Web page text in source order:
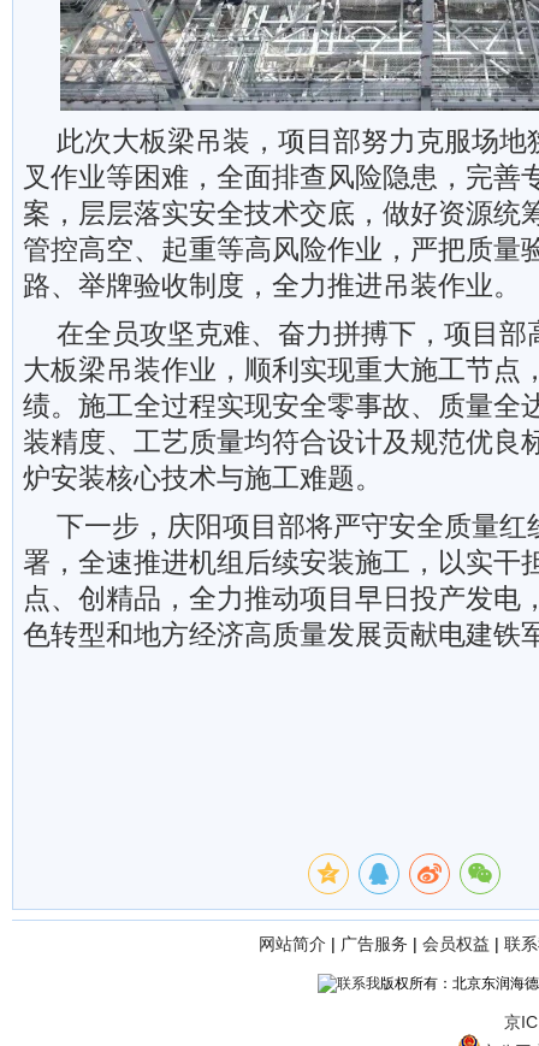
此次大板梁吊装，项目部努力克服场
叉作业等困难，全面排查风险隐患，完善
案，层层落实安全技术交底，做好资源统
管控高空、起重等高风险作业，严把质量
路、举牌验收制度，全力推进吊装作业。
在全员攻坚克难、奋力拼搏下，项目部
大板梁吊装作业，顺利实现重大施工节点
绩。施工全过程实现安全零事故、质量全
装精度、工艺质量均符合设计及规范优良
炉安装核心技术与施工难题。
下一步，庆阳项目部将严守安全质量红
署，全速推进机组后续安装施工，以实干
点、创精品，全力推动项目早日投产发电
色转型和地方经济高质量发展贡献电建铁
网站简介 | 广告服务 | 会员权益 | 联
版权所有：北京东润海
京